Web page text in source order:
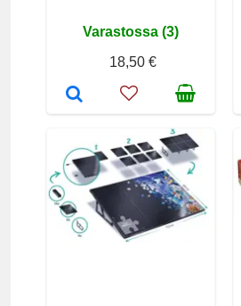
Varastossa (3)
18,50 €